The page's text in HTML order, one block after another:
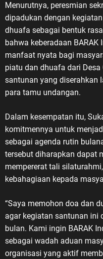
Menurutnya, peresmian
dipadukan dengan
dhuafa sebagai bentuk
bahwa keberadaan
manfaat nyata bagi
piatu dan dhuafa dari
santunan yang diserahkan
para tamu undangan.
Dalam kesempatan itu,
komitmennya untuk
sebagai agenda rutin
tersebut diharapkan dapat
mempererat tali
kebahagiaan kepada
“Saya memohon doa dan
agar kegiatan santunan ini
bulan. Kami ingin BARAK
sebagai wadah aduan
organisasi yang aktif